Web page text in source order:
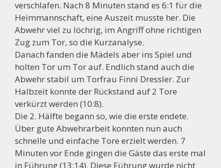
verschlafen. Nach 8 Minuten stand es 6:1 für die
Heimmannschaft, eine Auszeit musste her. Die
Abwehr viel zu löchrig, im Angriff ohne richtigen
Zug zum Tor, so die Kurzanalyse.
Danach fanden die Mädels aber ins Spiel und
holten Tor um Tor auf. Endlich stand auch die
Abwehr stabil um Torfrau Finni Dressler. Zur
Halbzeit konnte der Rückstand auf 2 Tore
verkürzt werden (10:8).
Die 2. Hälfte begann so, wie die erste endete.
Über gute Abwehrarbeit konnten nun auch
schnelle und einfache Tore erzielt werden. 7
Minuten vor Ende gingen die Gäste das erste mal
in Führung (13:14). Diese Führung wurde nicht